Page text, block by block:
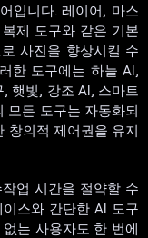
입니다. 레이어, 마스
제 도구와 같은 기본
사진을 향상시킬 수
한 도구에는 하늘 AI,
햇빛, 강조 AI, 스마트
모든 도구는 자동화되
창의적 제어권을 유지
업 시간을 절약할 수
스와 간단한 AI 도구
는 사용자도 한 번에